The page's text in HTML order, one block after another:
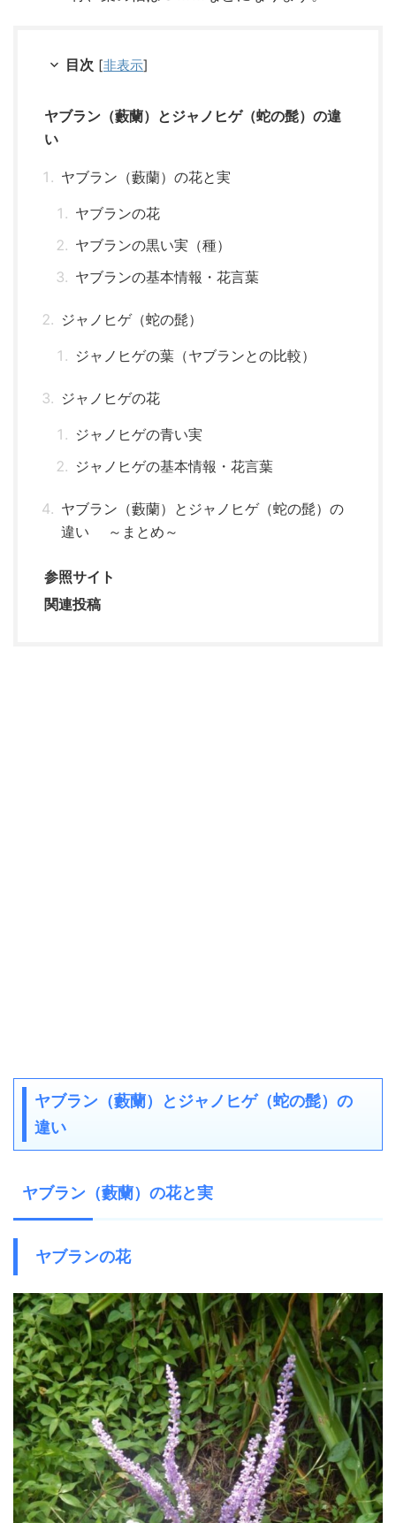
目次 [非表示]
ヤブラン（藪蘭）とジャノヒゲ（蛇の髭）の違
い
ヤブラン（藪蘭）の花と実
ヤブランの花
ヤブランの黒い実（種）
ヤブランの基本情報・花言葉
ジャノヒゲ（蛇の髭）
ジャノヒゲの葉（ヤブランとの比較）
ジャノヒゲの花
ジャノヒゲの青い実
ジャノヒゲの基本情報・花言葉
ヤブラン（藪蘭）とジャノヒゲ（蛇の髭）の
違い ～まとめ～
参照サイト
関連投稿
ヤブラン（藪蘭）とジャノヒゲ（蛇の髭）の
違い
ヤブラン（藪蘭）の花と実
ヤブランの花